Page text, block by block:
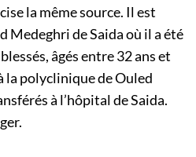
la même source. Il est
Medeghri de Saida où il a été
âgés entre 32 ans et
la polyclinique de Ouled
à l’hôpital de Saida.